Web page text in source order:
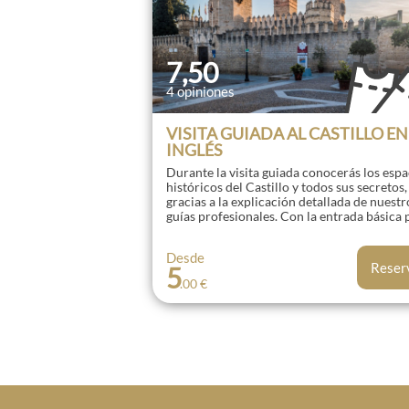
7,50
4 opiniones
VISITA GUIADA AL CASTILLO EN
INGLÉS
Durante la visita guiada conocerás los
históricos del Castillo y todos sus secretos,
gracias a la explicación detallada de
guías profesionales. Con la entrada básica podrá
por un viaje a lo largo de la historia
monumento portuense y de su influencia sobre
el resto de la población: desde
Menestheo hasta Santa María del Puerto,
resaltando cada una de las
Desde
5.00 €